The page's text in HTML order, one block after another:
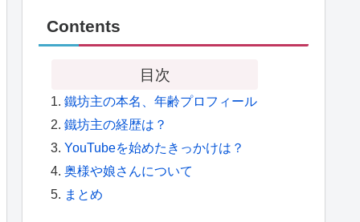
Contents
目次
鐵坊主の本名、年齢プロフィール
鐵坊主の経歴は？
YouTubeを始めたきっかけは？
奥様や娘さんについて
まとめ